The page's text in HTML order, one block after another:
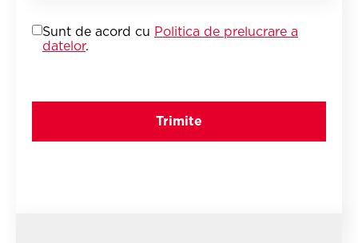
Sunt de acord cu Politica de prelucrare a
datelor.